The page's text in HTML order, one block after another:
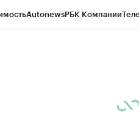
AutonewsРБК Компании